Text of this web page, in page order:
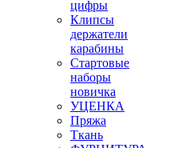
цифры
Клипсы
держатели
карабины
Стартовые
наборы
новичка
УЦЕНКА
Пряжа
Ткань